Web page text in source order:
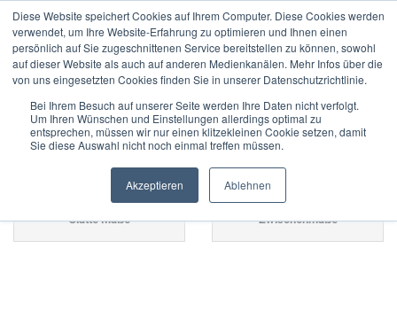
Diese Website speichert Cookies auf Ihrem Computer. Diese Cookies werden
verwendet, um Ihre Website-Erfahrung zu optimieren und Ihnen einen
persönlich auf Sie zugeschnittenen Service bereitstellen zu können, sowohl
auf dieser Website als auch auf anderen Medienkanälen. Mehr Infos über die
von uns eingesetzten Cookies finden Sie in unserer Datenschutzrichtlinie.
Bei Ihrem Besuch auf unserer Seite werden Ihre Daten nicht verfolgt.
Um Ihren Wünschen und Einstellungen allerdings optimal zu
entsprechen, müssen wir nur einen klitzekleinen Cookie setzen, damit
Sie diese Auswahl nicht noch einmal treffen müssen.
Akzeptieren Ablehnen
Einstellringe (DIN 2250-C)
Glatte Maße Zwischenmaße